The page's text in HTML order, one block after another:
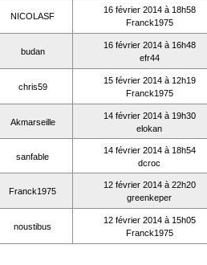
NICOLASF
16 février 2014 à 18h58
Franck1975
budan
16 février 2014 à 16h48
efr44
chris59
15 février 2014 à 12h19
Franck1975
Akmarseille
14 février 2014 à 19h30
elokan
sanfable
14 février 2014 à 18h54
dcroc
Franck1975
12 février 2014 à 22h20
greenkeper
noustibus
12 février 2014 à 15h05
Franck1975